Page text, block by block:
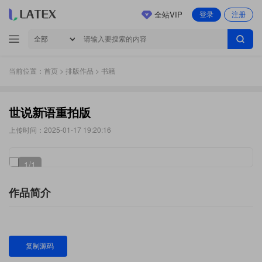
登录 注册
全站VIP
当前位置： 首页 > 排版作品 > 书籍
世说新语重拍版
上传时间：2025-01-17 19:20:16
1/1
作品简介
复制源码